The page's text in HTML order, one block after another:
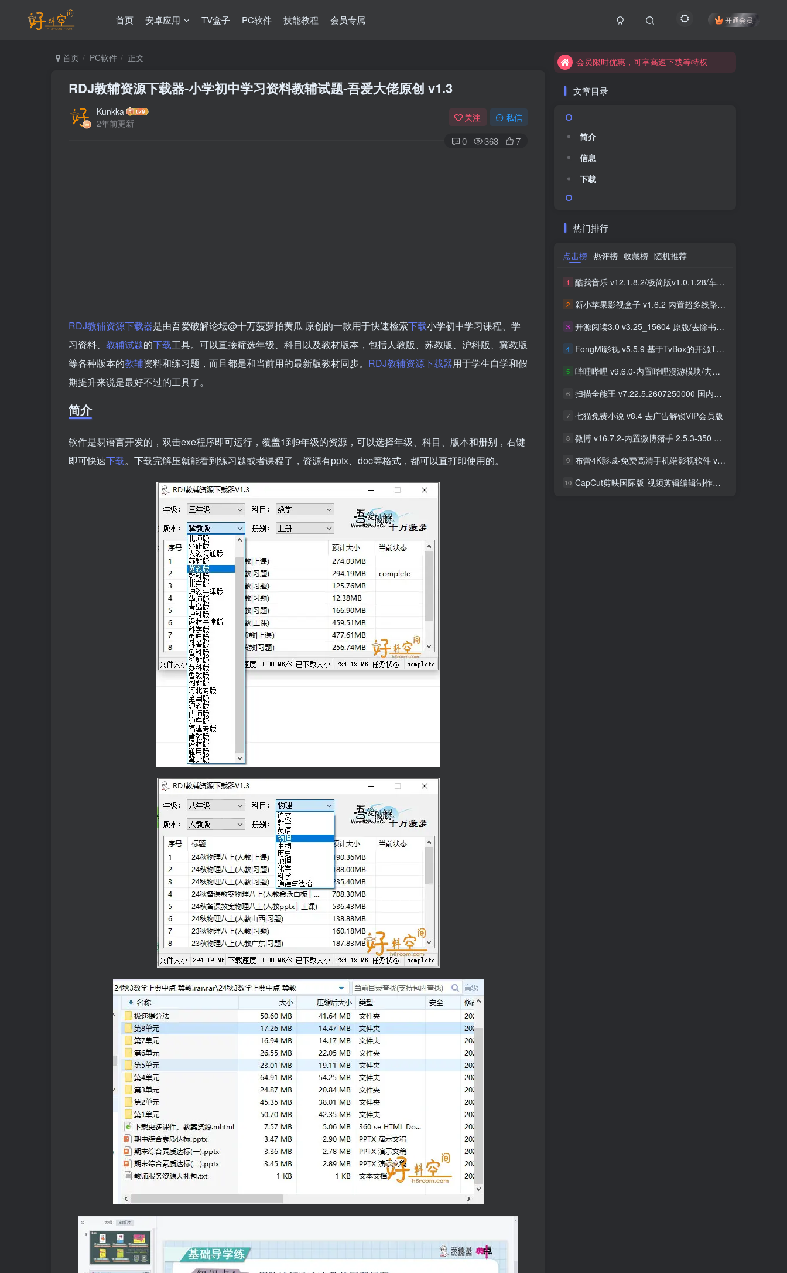
首页 安卓应用 TV盒子 PC软件 技能教程 会员专属 开通会员
首页 PC软件 正文
RDJ教辅资源下载器-小学初中学习资料教辅试题-吾爱大佬原创 v1.3
Kunkka
2年前更新
关注 私信
0 363 7
RDJ教辅资源下载器是由吾爱破解论坛@十万菠萝拍黄瓜 原创的一款用于快速检索下载小学初中学习课程、学
习资料、 教辅试题的下载工具。可以直接筛选年级、科目以及教材版本，包括人教版、苏教版、沪科版、冀教版
等各种版本的教辅资料和练习题，而且都是和当前用的最新版教材同步。 RDJ教辅资源下载器用于学生自学和假
期提升来说是最好不过的工具了。
简介
软件是易语言开发的，双击exe程序即可运行，覆盖1到9年级的资源，可以选择年级、科目、版本和册别，右键
即可快速下载。下载完解压就能看到练习题或者课程了，资源有pptx、doc等格式，都可以直打印使用的。
会员限时优惠，可享高速下载等特权
文章目录
简介
信息
下载
热门排行
点击榜 热评榜 收藏榜 随机推荐
1 酷我音乐 v12.1.8.2/极简版v1.0.1.28/车机版v7.6.2.21 去广告解锁会员版最新可用版
2 新小苹果影视盒子 v1.6.2 内置超多线路 免捐赠版
3 开源阅读3.0 v3.25_15604 原版/去除书源限制/内置书源版 及 2025.09月书源
4 FongMi影视 v5.5.9 基于TvBox的开源TV盒子&安卓影视播放器
5 哔哩哔哩 v9.6.0-内置哔哩漫游模块/去广告精简优化版
6 扫描全能王 v7.22.5.2607250000 国内版/国际版 解锁本地会员
7 七猫免费小说 v8.4 去广告解锁VIP会员版
8 微博 v16.7.2-内置微博猪手 2.5.3-350 去广告净化模块-支持安卓15
9 布蕾4K影城-免费高清手机端影视软件 v3.5.1 去广告纯净版
10 CapCut剪映国际版-视频剪辑编辑制作工具 v18.8.0 解锁专业版
会员限时优惠，可享高速下载等特权
会员限时优惠，可享高速下载等特权
简介
信息
下载
点击榜 热评榜 收藏榜 随机推荐
1 酷我音乐 v12.1.8.2/极简版v1.0.1.28/车机版v7.6.2.21 去广告解锁会员版最新可用版
2 新小苹果影视盒子 v1.6.2 内置超多线路 免捐赠版
3 开源阅读3.0 v3.25_15604 原版/去除书源限制/内置书源版 及 2025.09月书源
4 FongMi影视 v5.5.9 基于TvBox的开源TV盒子&安卓影视播放器
5 哔哩哔哩 v9.6.0-内置哔哩漫游模块/去广告精简优化版
6 扫描全能王 v7.22.5.2607250000 国内版/国际版 解锁本地会员
7 七猫免费小说 v8.4 去广告解锁VIP会员版
8 微博 v16.7.2-内置微博猪手 2.5.3-350 去广告净化模块-支持安卓15
9 布蕾4K影城-免费高清手机端影视软件 v3.5.1 去广告纯净版
10 CapCut剪映国际版-视频剪辑编辑制作工具 v18.8.0 解锁专业版